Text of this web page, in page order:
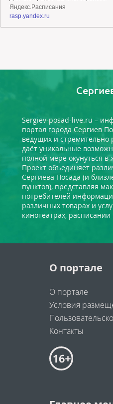
Sergiev-posad-live.ru –
портал города Сергиев
ведущих и
даёт уникальные
полной мере окунуться
Проект объединяет
Сергиева Посада (и
пунктов), представляя
потребителей
различных товарах и
кинотеатрах, расписании
О портале
О портале
Условия
Контакты